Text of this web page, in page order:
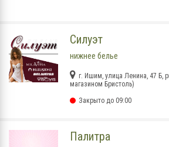
Силуэт
нижнее белье
г. Ишим, улица Ленина, 47 Б,
магазином Бристоль)
Закрыто до 09:00
Палитра